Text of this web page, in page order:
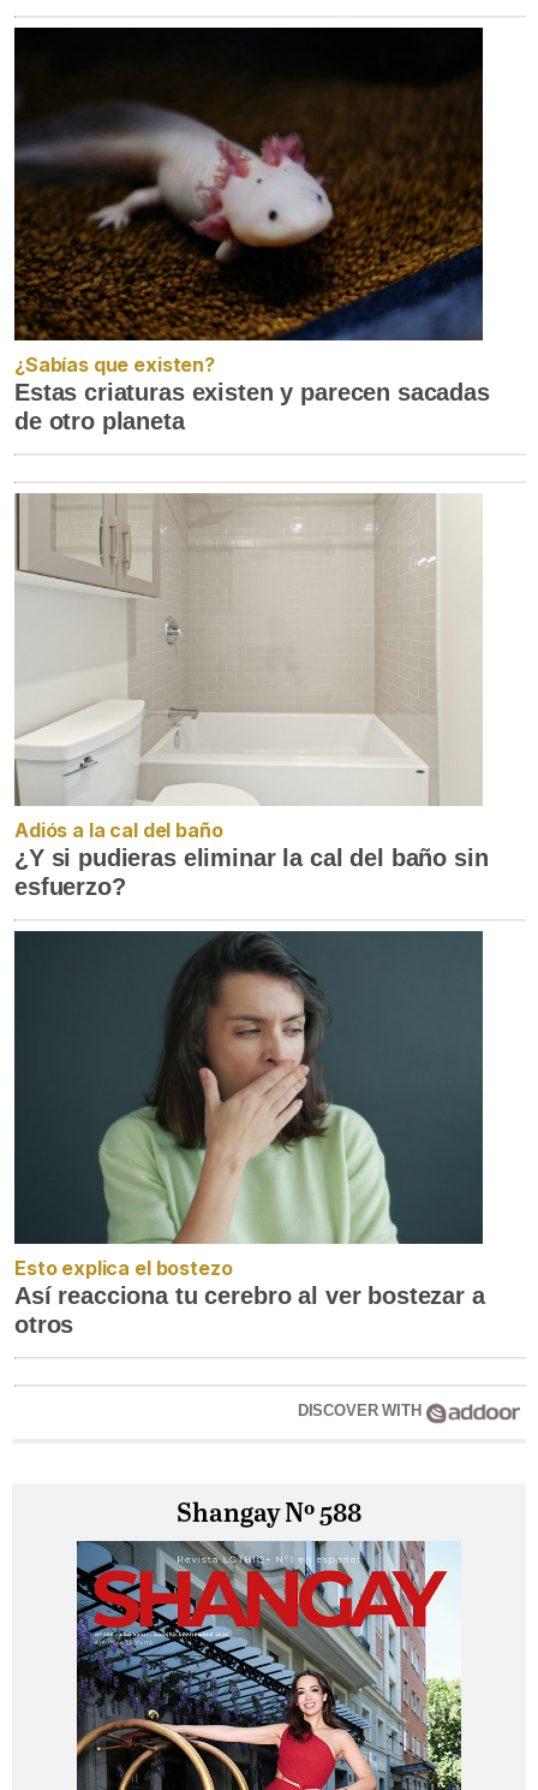
¿Sabías que existen?
Estas criaturas existen y parecen sacadas
de otro planeta
Adiós a la cal del baño
¿Y si pudieras eliminar la cal del baño sin
esfuerzo?
Esto explica el bostezo
Así reacciona tu cerebro al ver bostezar a
otros
DISCOVER WITH
Shangay Nº 588